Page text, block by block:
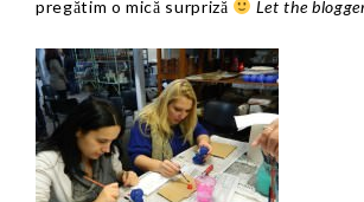
pregătim o mică surpriză
Let the